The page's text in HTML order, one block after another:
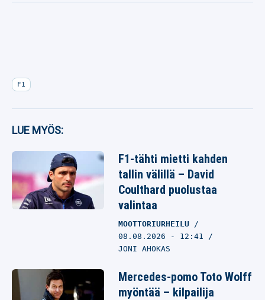
F1
LUE MYÖS:
F1-tähti mietti kahden
tallin välillä – David
Coulthard puolustaa
valintaa
MOOTTORIURHEILU
08.08.2026 - 12:41
JONI AHOKAS
Mercedes-pomo Toto Wolff
myöntää – kilpailija